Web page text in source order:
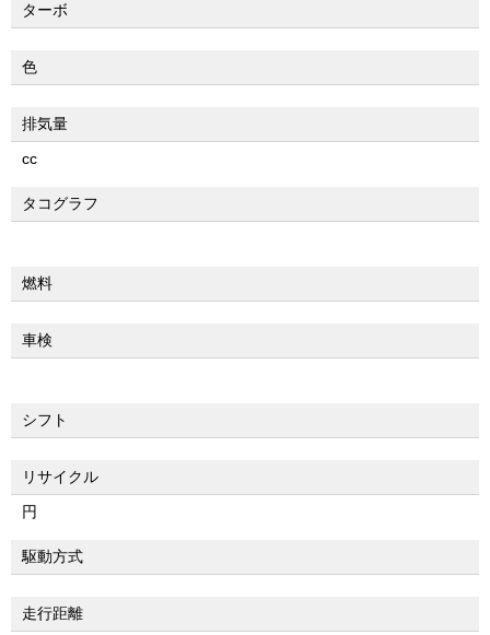
ターボ
色
排気量
cc
タコグラフ
燃料
車検
シフト
リサイクル
円
駆動方式
走行距離